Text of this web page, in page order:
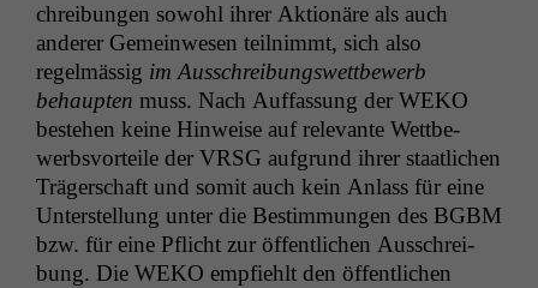
chrei­bun­gen sowohl ihrer Aktionäre als auch
ander­er Gemein­we­sen teil­nimmt, sich also
regelmäs­sig im Auss­chrei­bungswet­tbe­werb
behaupten muss. Nach Auf­fas­sung der WEKO
beste­hen keine Hin­weise auf rel­e­vante Wet­tbe­
werb­svorteile der VRSG auf­grund ihrer staatlichen
Träger­schaft und somit auch kein Anlass für eine
Unter­stel­lung unter die Bes­tim­mungen des BGBM
bzw. für eine Pflicht zur öffentlichen Auss­chrei­
bung. Die WEKO emp­fiehlt den öffentlichen